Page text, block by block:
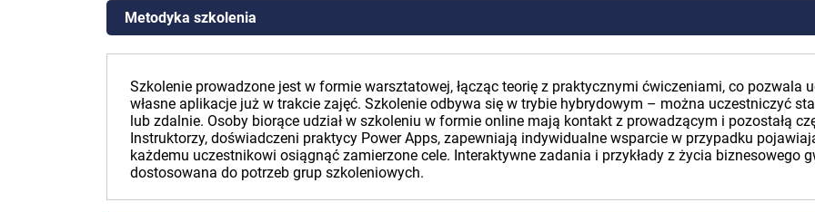
Metodyka szkolenia
Szkolenie prowadzone jest w formie warsztatowej, łącząc teorię z praktycznymi ćwiczeniami, co pozwala
własne aplikacje już w trakcie zajęć. Szkolenie odbywa się w trybie hybrydowym – można uczestniczyć
lub zdalnie. Osoby biorące udział w szkoleniu w formie online mają kontakt z prowadzącym i pozostałą
Instruktorzy, doświadczeni praktycy Power Apps, zapewniają indywidualne wsparcie w przypadku
każdemu uczestnikowi osiągnąć zamierzone cele. Interaktywne zadania i przykłady z życia biznesowego
dostosowana do potrzeb grup szkoleniowych.